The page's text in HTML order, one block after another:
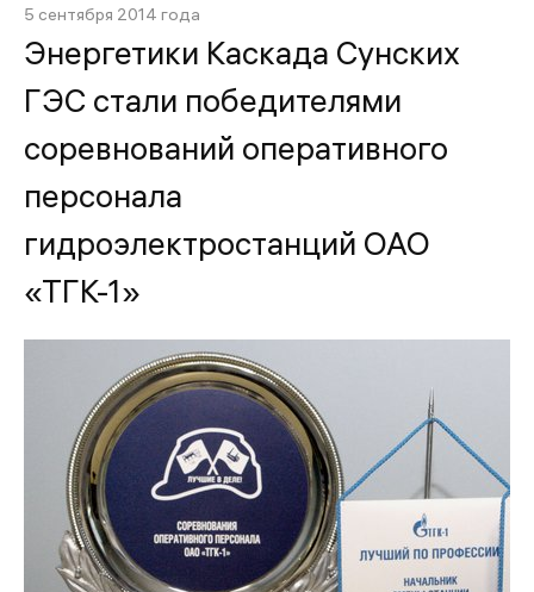
5 сентября 2014 года
Энергетики Каскада Сунских
ГЭС стали победителями
соревнований оперативного
персонала
гидроэлектростанций ОАО
«ТГК-1»